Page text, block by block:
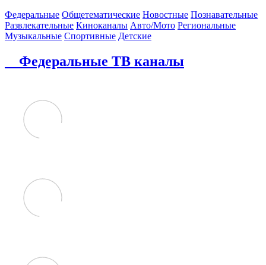
Федеральные Общетематические Новостные Познавательные
Развлекательные Киноканалы Авто/Мото Региональные
Музыкальные Спортивные Детские
Федеральные ТВ каналы